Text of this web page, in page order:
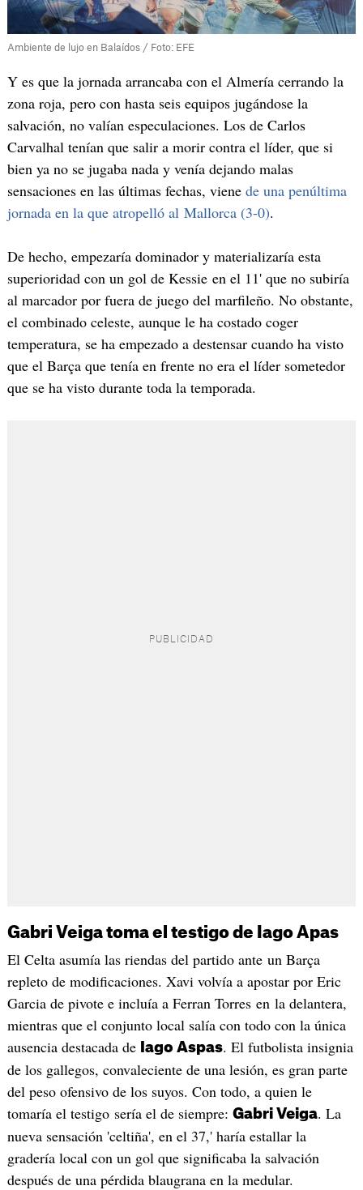
Ambiente de lujo en Balaídos / Foto: EFE
Y es que la jornada arrancaba con el Almería cerrando la
zona roja, pero con hasta seis equipos jugándose la
salvación, no valían especulaciones. Los de Carlos
Carvalhal tenían que salir a morir contra el líder, que si
bien ya no se jugaba nada y venía dejando malas
sensaciones en las últimas fechas, viene de una penúltima
jornada en la que atropelló al Mallorca (3-0).
De hecho, empezaría dominador y materializaría esta
superioridad con un gol de Kessie en el 11' que no subiría
al marcador por fuera de juego del marfileño. No obstante,
el combinado celeste, aunque le ha costado coger
temperatura, se ha empezado a destensar cuando ha visto
que el Barça que tenía en frente no era el líder sometedor
que se ha visto durante toda la temporada.
Gabri Veiga toma el testigo de Iago Apas
El Celta asumía las riendas del partido ante un Barça
repleto de modificaciones. Xavi volvía a apostar por Eric
Garcia de pivote e incluía a Ferran Torres en la delantera,
mientras que el conjunto local salía con todo con la única
ausencia destacada de
Iago Aspas. El futbolista insignia
de los gallegos, convaleciente de una lesión, es gran parte
del peso ofensivo de los suyos. Con todo, a quien le
tomaría el testigo sería el de siempre: Gabri Veiga. La
nueva sensación 'celtiña', en el 37,' haría estallar la
gradería local con un gol que significaba la salvación
después de una pérdida blaugrana en la medular.